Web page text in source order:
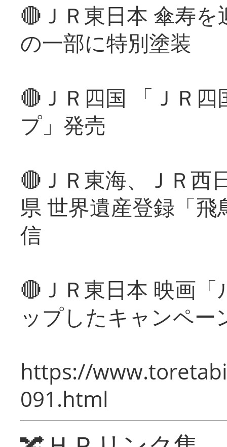
🔴ＪＲ東日本 傘寿
の一部に特別塗装
🔴ＪＲ四国 「ＪＲ
プ」発売
🔴ＪＲ東海、ＪＲ西
県 世界遺産登録「
信
🔴ＪＲ東日本 映画
ップしたキャンペー
https://
091.html